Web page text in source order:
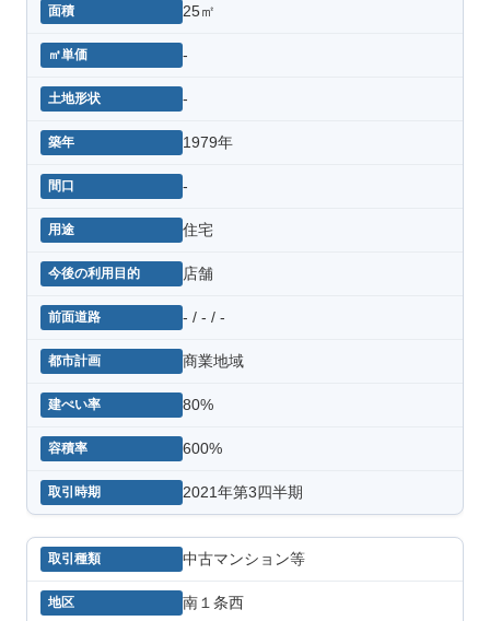
25㎡
-
-
1979年
-
住宅
店舗
- / - / -
商業地域
80%
600%
2021年第3四半期
中古マンション等
南１条西